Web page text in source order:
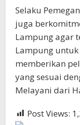
Selaku
juga
Lampung agar
Lampung
memberikan
yang sesuai
Melayani dari
Post Views: